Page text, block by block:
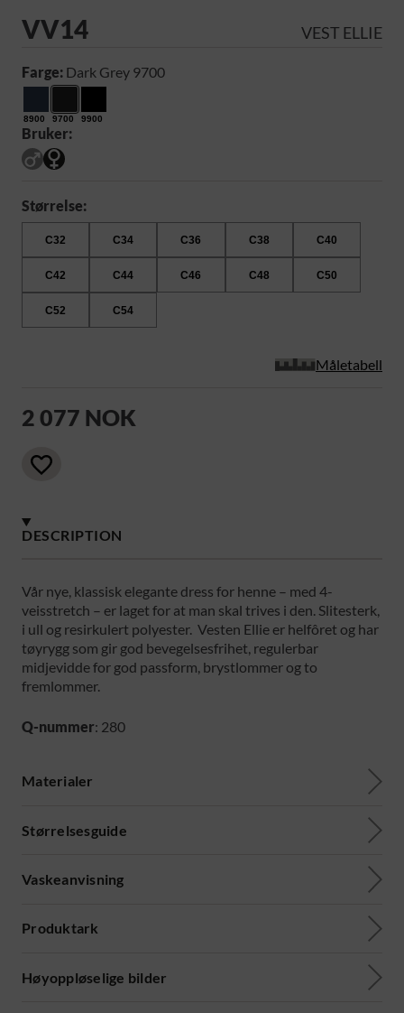
VV14 VEST ELLIE
Farge: Dark Grey 9700
8900 9700 9900
Bruker:
Størrelse:
C32 C34 C36 C38 C40
C42 C44 C46 C48 C50
C52 C54
Måletabell
2 077 NOK
DESCRIPTION
Vår nye, klassisk elegante dress for henne – med 4-
veisstretch – er laget for at man skal trives i den. Slitesterk,
i ull og resirkulert polyester. Vesten Ellie er helfôret og har
tøyrygg som gir god bevegelsesfrihet, regulerbar
midjevidde for god passform, brystlommer og to
fremlommer.
Q-nummer: 280
Materialer
Størrelsesguide
Vaskeanvisning
Produktark
Høyoppløselige bilder